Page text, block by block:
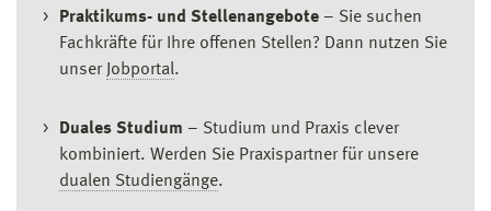
Praktikums- und Stellenangebote – Sie suchen
Fachkräfte für Ihre offenen Stellen? Dann nutzen Sie
unser Jobportal.
Duales Studium – Studium und Praxis clever
kombiniert. Werden Sie Praxispartner für unsere
dualen Studiengänge.